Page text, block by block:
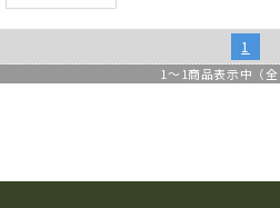
1
1 ～ 1商品表示中（全